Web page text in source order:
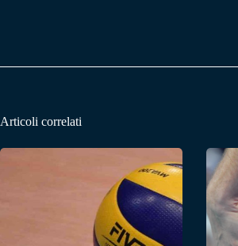
Articoli correlati